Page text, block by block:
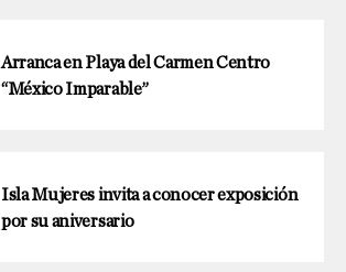
Arranca en Playa del Carmen Centro
“México Imparable”
Isla Mujeres invita a conocer exposición
por su aniversario